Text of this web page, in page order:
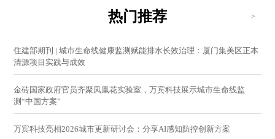
热门推荐 >
住建部期刊 | 城市生命线健康监测赋能排水长效治理：厦门集美区正本
清源项目实践与成效
金砖国家政府官员齐聚凤凰花实验室，万宾科技展示城市生命线监
测“中国方案”
万宾科技亮相2026城市更新研讨会：分享AI感知防控创新方案